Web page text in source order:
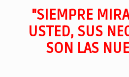
"SIEMPRE
USTED, SUS
SON LAS